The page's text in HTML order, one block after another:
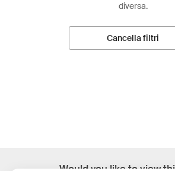
diversa.
Cancella filtri